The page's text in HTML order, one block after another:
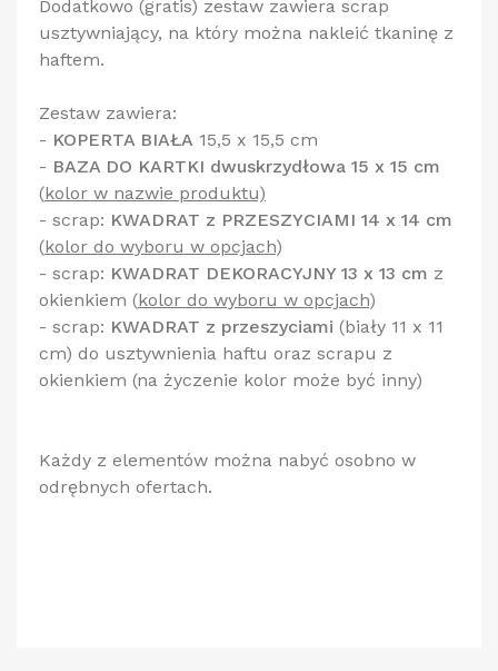
Dodatkowo (gratis) zestaw zawiera scrap
usztywniający, na który można nakleić tkaninę z
haftem.
Zestaw zawiera:
- KOPERTA BIAŁA 15,5 x 15,5 cm
- BAZA DO KARTKI dwuskrzydłowa 15 x 15 cm
(kolor w nazwie produktu)
- scrap: KWADRAT z PRZESZYCIAMI 14 x 14 cm
(kolor do wyboru w opcjach)
- scrap: KWADRAT DEKORACYJNY 13 x 13 cm z
okienkiem (kolor do wyboru w opcjach)
- scrap: KWADRAT z przeszyciami (biały 11 x 11
cm) do usztywnienia haftu oraz scrapu z
okienkiem (na życzenie kolor może być inny)
Każdy z elementów można nabyć osobno w
odrębnych ofertach.